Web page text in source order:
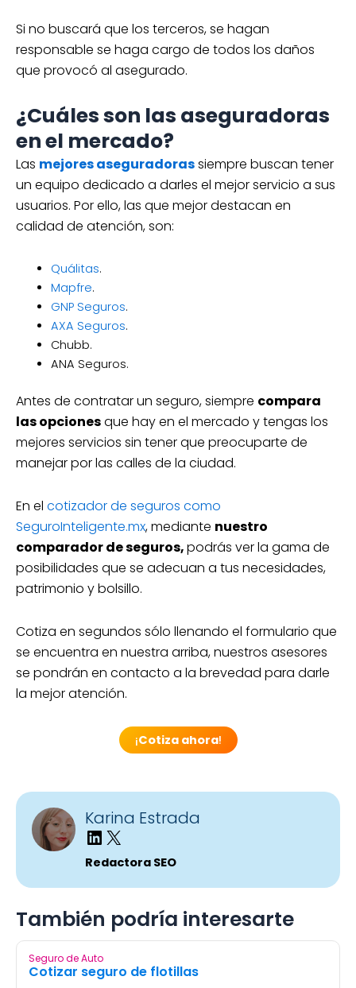
Si no buscará que los terceros, se hagan
responsable se haga cargo de todos los daños
que provocó al asegurado.
¿Cuáles son las aseguradoras
en el mercado?
Las mejores aseguradorassiempre buscan tener
un equipo dedicado a darles el mejor servicio a sus
usuarios. Por ello, las que mejor destacan en
calidad de atención, son:
Quálitas.
Mapfre.
GNP Seguros.
AXA Seguros.
Chubb.
ANA Seguros.
Antes de contratar un seguro, siempre compara
las opcionesque hay en el mercado y tengas los
mejores servicios sin tener que preocuparte de
manejar por las calles de la ciudad.
En el cotizador de seguros como
SeguroInteligente.mx, mediante nuestro
comparador de seguros,podrás ver la gama de
posibilidades que se adecuan a tus necesidades,
patrimonio y bolsillo.
Cotiza en segundos sólo llenando el formulario que
se encuentra en nuestra arriba, nuestros asesores
se pondrán en contacto a la brevedad para darle
la mejor atención.
¡Cotiza ahora!
Karina Estrada
Redactora SEO
También podría interesarte
Seguro de Auto
Cotizar seguro de flotillas